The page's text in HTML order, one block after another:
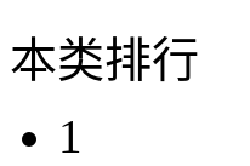
本类排行
1